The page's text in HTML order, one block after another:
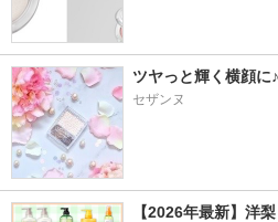
ツヤっと輝く横顔に♪
セザンヌ
【2026年最新】洋